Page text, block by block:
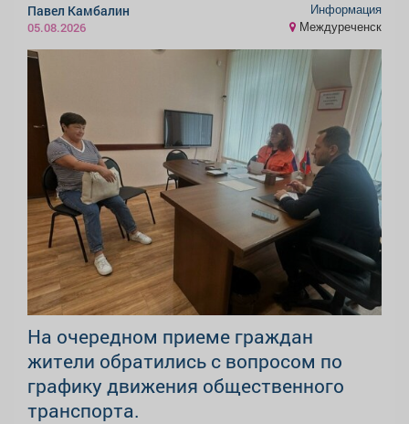
Павел Камбалин
05.08.2026
Информация
Междуреченск
На очередном приеме граждан
жители обратились с вопросом по
графику движения общественного
транспорта.